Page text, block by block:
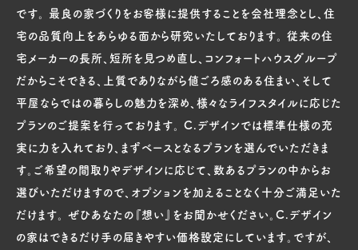
です。 最良の家づくりをお客様に提供することを会社理念とし、住
宅の品質向上をあらゆる面から研究いたしております。 従来の住
宅メーカーの長所、短所を見つめ直し、コンフォートハウスグループ
だからこそできる、上質でありながら値ごろ感のある住まい、そして
平屋ならではの暮らしの魅力を深め、様々なライフスタイルに応じた
プランのご提案を行っております。 C.デザインでは標準仕様の充
実に力を入れており、まずベースとなるプランを選んでいただきま
す。ご希望の間取りやデザインに応じて、数あるプランの中からお
選びいただけますので、オプションを加えることなく十分ご満足いた
だけます。 ぜひあなたの『想い』をお聞かせください。C.デザイン
の家はできるだけ手の届きやすい価格設定にしています。ですが、